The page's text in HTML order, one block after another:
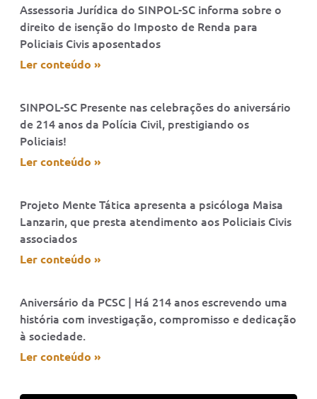
Assessoria Jurídica do SINPOL-SC informa sobre o
direito de isenção do Imposto de Renda para
Policiais Civis aposentados
Ler conteúdo »
SINPOL-SC Presente nas celebrações do aniversário
de 214 anos da Polícia Civil, prestigiando os
Policiais!
Ler conteúdo »
Projeto Mente Tática apresenta a psicóloga Maisa
Lanzarin, que presta atendimento aos Policiais Civis
associados
Ler conteúdo »
Aniversário da PCSC | Há 214 anos escrevendo uma
história com investigação, compromisso e dedicação
à sociedade.
Ler conteúdo »